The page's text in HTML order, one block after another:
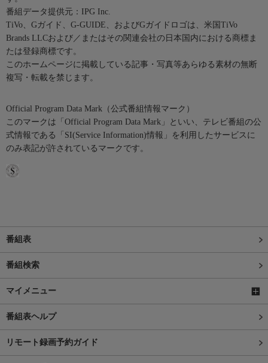
番組データ提供元：IPG Inc.
TiVo、Gガイド、G-GUIDE、およびGガイドロゴは、米国TiVo
Brands LLCおよび／またはその関連会社の日本国内における商標ま
たは登録商標です。
このホームページに掲載している記事・写真等あらゆる素材の無断
複写・転載を禁じます。
Official Program Data Mark（公式番組情報マーク）
このマークは「Official Program Data Mark」といい、テレビ番組の公
式情報である「SI(Service Information)情報」を利用したサービスに
のみ表記が許されているマークです。
番組表
番組検索
マイメニュー
番組表ヘルプ
リモート録画予約ガイド